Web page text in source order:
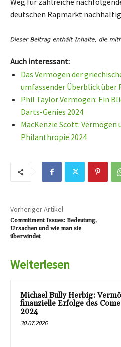
deutschen Rapmarkt
Auch interessant:
Das Vermögen der
umfassender Überblick über
Phil Taylor Vermögen: Ein
Darts-Genies 2024
MacKenzie Scott: Vermögen
Philanthropie 2024
Vorheriger Artikel
Commitment Issues: Bedeutung,
Ursachen und wie man sie
überwindet
Weiterlesen
Michael Bully Herbig:
finanzielle Erfolge des
2024
30.07.2026